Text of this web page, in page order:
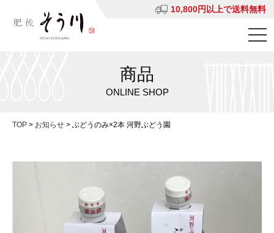
10,800円以上で送料無料
商品
ONLINE SHOP
TOP > お知らせ > ぶどうのみ×2本 河野ぶどう園